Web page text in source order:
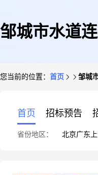
邹城市水道
您当前的位置： 首页 邹城
首页 招标预告
省份地区： 北京广东